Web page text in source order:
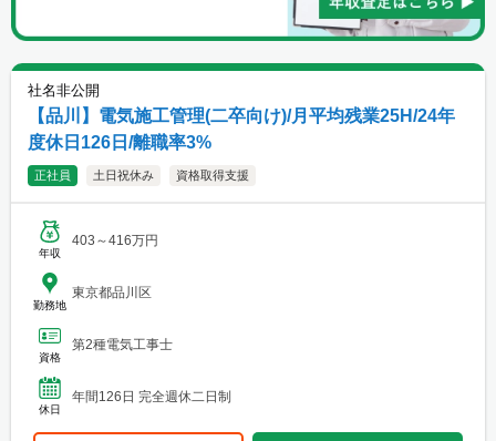
社名非公開
【品川】電気施工管理(二卒向け)/月平均残業25H/24年
度休日126日/離職率3%
正社員 土日祝休み 資格取得支援
年収
403～416万円
勤務地
東京都品川区
資格
第2種電気工事士
休日
年間126日 完全週休二日制